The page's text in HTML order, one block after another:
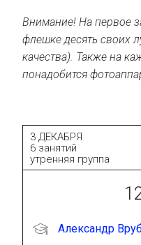
Внимание! На первое
флешке десять своих
качества). Также на
понадобится
3 ДЕКАБРЯ
6 занятий
утренняя группа
Александр